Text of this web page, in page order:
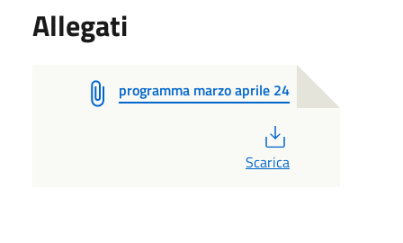
Allegati
programma marzo aprile 24
Scarica